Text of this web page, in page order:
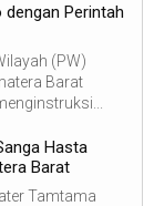
dengan Perintah
(PW)
Barat
Hasta
Barat
Tamtama